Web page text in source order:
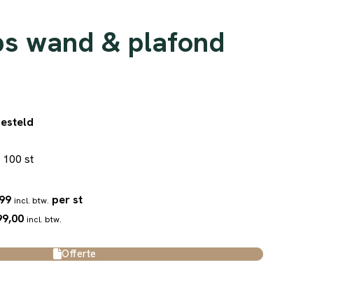
wand & plafond
100 st
incl. btw. per st
incl. btw.
Offerte